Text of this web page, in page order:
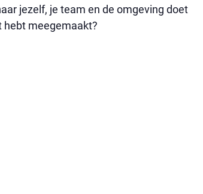
jezelf, je team en de omgeving doet
hebt meegemaakt?